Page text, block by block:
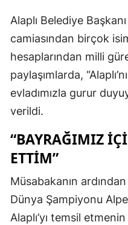
Alaplı Belediye
camiasından birçok
hesaplarından milli
paylaşımlarda,
evladımızla gurur
verildi.
“BAYRAĞIMIZ
ETTİM”
Müsabakanın
Dünya Şampiyonu
Alaplı’yı temsil